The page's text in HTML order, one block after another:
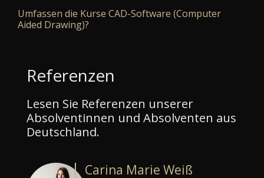
Umfassen die Kurse CAD-Software (Computer
Aided Drawing)?
Referenzen
Lesen Sie Referenzen unserer
Absolventinnen und Absolventen aus
Deutschland.
Carina Marie Weiß